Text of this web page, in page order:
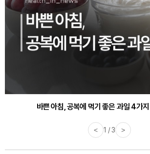
바쁜 아침, 공복에 먹기 좋은 과일 4가
30대부터 유병률 2배...여자에게 꼭 필요한
< 1 / 3 >